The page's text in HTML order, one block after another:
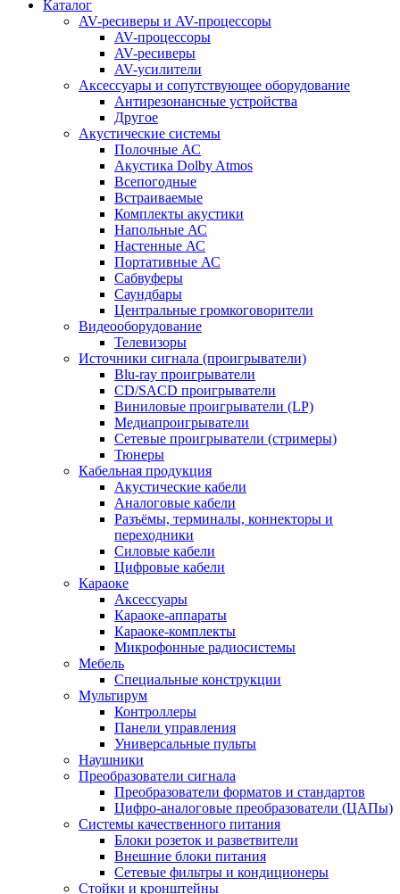
Каталог
AV-ресиверы и AV-процессоры
AV-процессоры
AV-ресиверы
AV-усилители
Аксессуары и сопутствующее оборудование
Антирезонансные устройства
Другое
Акустические системы
Полочные АС
Акустика Dolby Atmos
Всепогодные
Встраиваемые
Комплекты акустики
Напольные АС
Настенные АС
Портативные АС
Сабвуферы
Саундбары
Центральные громкоговорители
Видеооборудование
Телевизоры
Источники сигнала (проигрыватели)
Blu-ray проигрыватели
CD/SACD проигрыватели
Виниловые проигрыватели (LP)
Медиапроигрыватели
Сетевые проигрыватели (стримеры)
Тюнеры
Кабельная продукция
Акустические кабели
Аналоговые кабели
Разъёмы, терминалы, коннекторы и
переходники
Силовые кабели
Цифровые кабели
Караоке
Аксессуары
Караоке-аппараты
Караоке-комплекты
Микрофонные радиосистемы
Мебель
Специальные конструкции
Мультирум
Контроллеры
Панели управления
Универсальные пульты
Наушники
Преобразователи сигнала
Преобразователи форматов и стандартов
Цифро-аналоговые преобразователи (ЦАПы)
Системы качественного питания
Блоки розеток и разветвители
Внешние блоки питания
Сетевые фильтры и кондиционеры
Стойки и кронштейны